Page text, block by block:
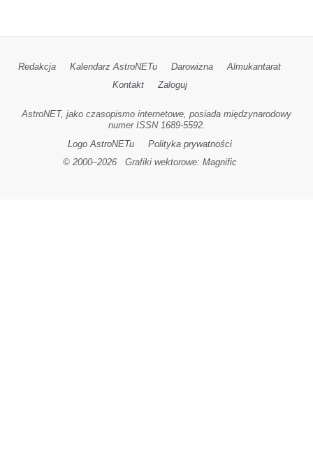
Redakcja Kalendarz AstroNETu Darowizna
Almukantarat
Kontakt
Zaloguj
AstroNET, jako czasopismo internetowe, posiada międzynarodowy
numer ISSN 1689-5592.
Logo AstroNETu
Polityka prywatności
© 2000–2026Grafiki wektorowe: Magnific